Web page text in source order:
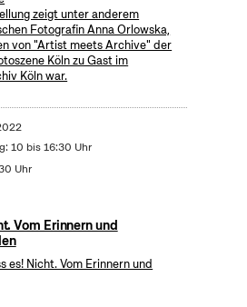
zeigt unter anderem
Fotografin Anna Orlowska,
von "Artist meets Archive" der
Köln zu Gast im
Köln war.
10 bis 16:30 Uhr
Uhr
Vom Erinnern und
es! Nicht. Vom Erinnern und